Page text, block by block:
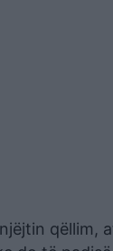
qëllim,